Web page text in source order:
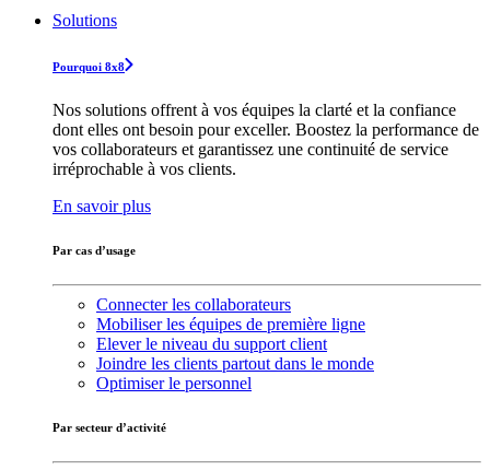
Solutions
Pourquoi 8x8
Nos solutions offrent à vos équipes la clarté et la confiance
dont elles ont besoin pour exceller. Boostez la performance de
vos collaborateurs et garantissez une continuité de service
irréprochable à vos clients.
En savoir plus
Par cas d’usage
Connecter les collaborateurs
Mobiliser les équipes de première ligne
Elever le niveau du support client
Joindre les clients partout dans le monde
Optimiser le personnel
Par secteur d’activité